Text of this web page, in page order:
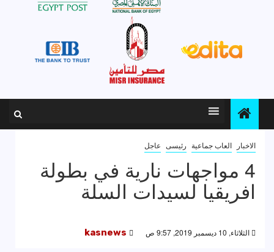
الاخبار العاب جماعية رئيسى عاجل
4 مواجهات نارية في بطولة
افريقيا لسيدات السلة
الثلاثاء, 10 ديسمبر 2019, 9:57 ص kasnews